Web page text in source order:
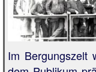
Im Bergungszelt